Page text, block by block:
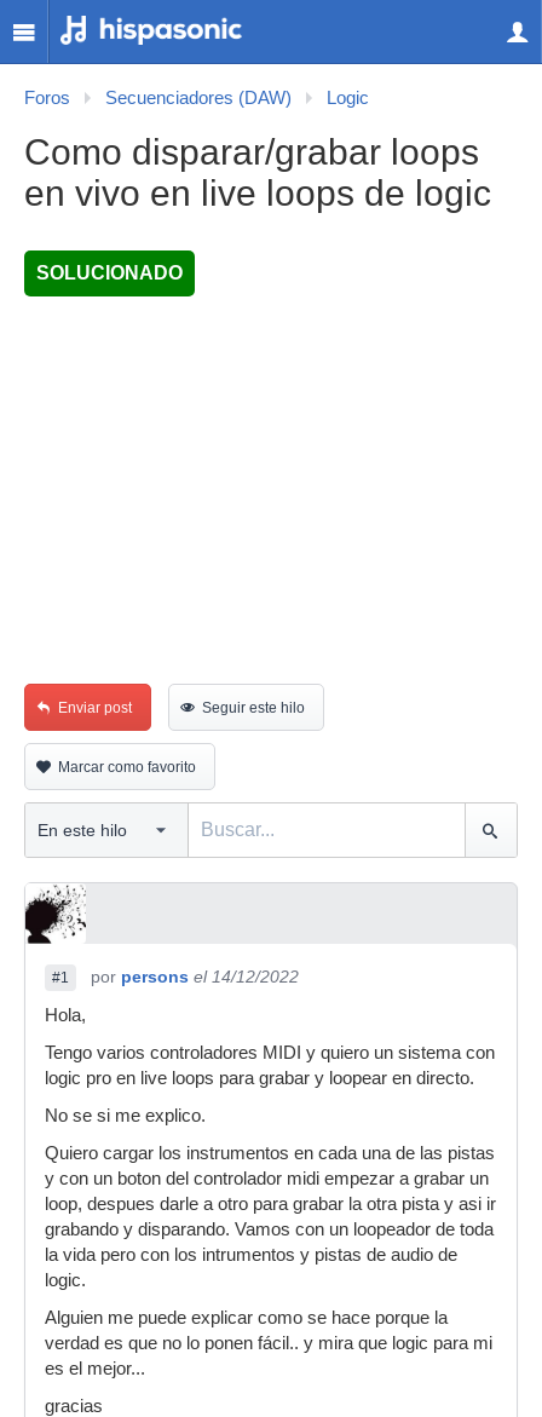
Foros Secuenciadores (DAW) Logic
Como disparar/grabar loops
en vivo en live loops de logic
SOLUCIONADO
Enviar post Seguir este hilo
Marcar como favorito
#1 por persons el 14/12/2022
Hola,
Tengo varios controladores MIDI y quiero un sistema con
logic pro en live loops para grabar y loopear en directo.
No se si me explico.
Quiero cargar los instrumentos en cada una de las pistas
y con un boton del controlador midi empezar a grabar un
loop, despues darle a otro para grabar la otra pista y asi ir
grabando y disparando. Vamos con un loopeador de toda
la vida pero con los intrumentos y pistas de audio de
logic.
Alguien me puede explicar como se hace porque la
verdad es que no lo ponen fácil.. y mira que logic para mi
es el mejor...
gracias